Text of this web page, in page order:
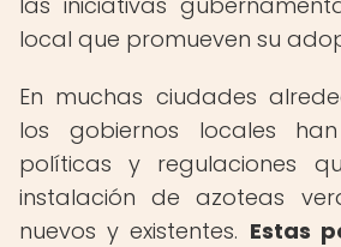
local que promueven su
En muchas ciudades
los gobiernos locales
políticas y regulaciones
instalación de azoteas
nuevos y existentes. Estas